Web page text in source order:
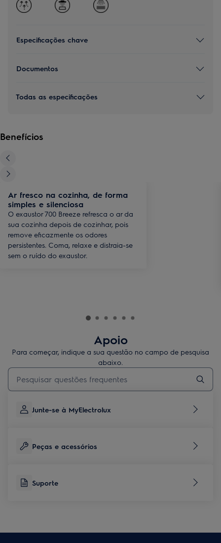
Especificações chave
Documentos
Todas as especificações
Benefícios
Ar fresco na cozinha, de forma
simples e silenciosa
O exaustor 700 Breeze refresca o ar da
sua cozinha depois de cozinhar, pois
remove eficazmente os odores
persistentes. Coma, relaxe e distraia-se
sem o ruído do exaustor.
Apoio
Para começar, indique a sua questão no campo de pesquisa
abaixo.
Type to search for support articles
Junte-se à MyElectrolux
Peças e acessórios
Suporte